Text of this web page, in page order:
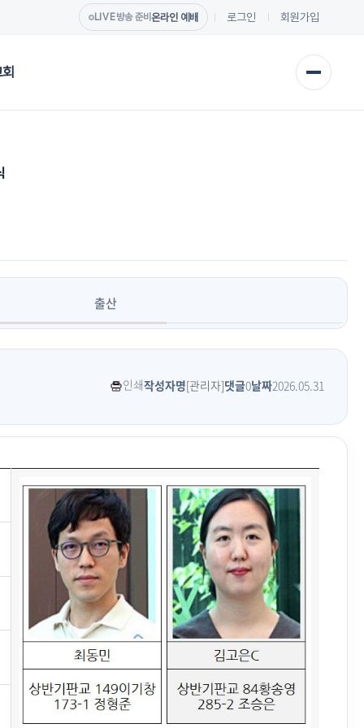
LIVE방송 준비 온라인 예배 로그인 회원가입
출산
인쇄작성자명[관리자]댓글0날짜2026.05.31